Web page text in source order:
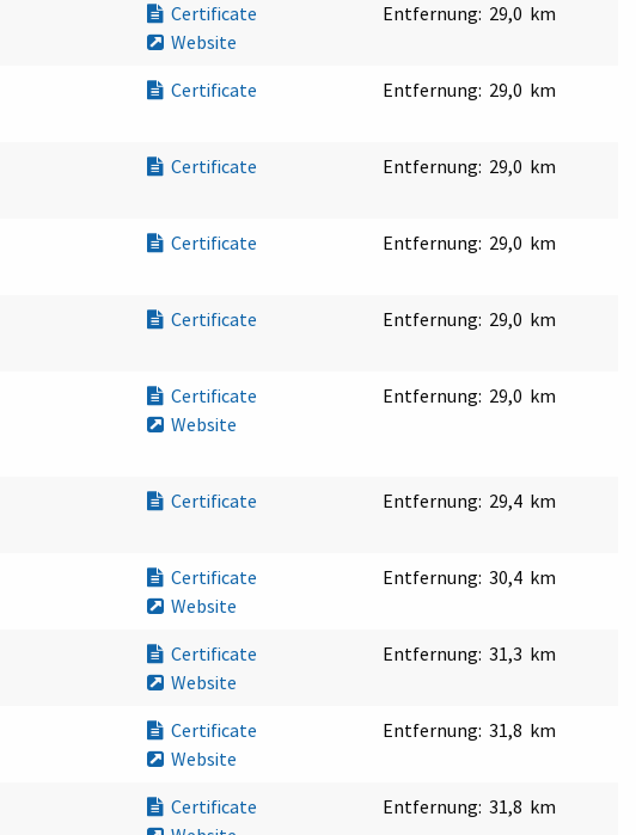
Certificate
Website
Entfernung: 29,0 km
Certificate Entfernung: 29,0 km
Certificate Entfernung: 29,0 km
Certificate Entfernung: 29,0 km
Certificate Entfernung: 29,0 km
Certificate
Website
Entfernung: 29,0 km
Certificate Entfernung: 29,4 km
Certificate
Website
Entfernung: 30,4 km
Certificate
Website
Entfernung: 31,3 km
Certificate
Website
Entfernung: 31,8 km
Certificate
Entfernung: 31,8 km